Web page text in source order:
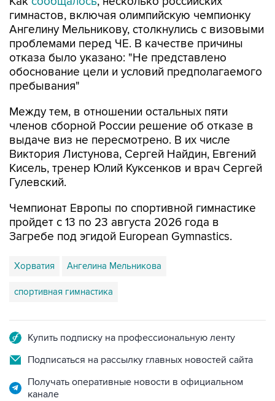
гимнастов, включая олимпийскую чемпионку
Ангелину Мельникову, столкнулись с визовыми
проблемами перед ЧЕ. В качестве причины
отказа было указано: "Не представлено
обоснование цели и условий предполагаемого
пребывания"
Между тем, в отношении остальных пяти
членов сборной России решение об отказе в
выдаче виз не пересмотрено. В их числе
Виктория Листунова, Сергей Найдин, Евгений
Кисель, тренер Юлий Куксенков и врач Сергей
Гулевский.
Чемпионат Европы по спортивной гимнастике
пройдет с 13 по 23 августа 2026 года в
Загребе под эгидой European Gymnastics.
Хорватия Ангелина Мельникова
спортивная гимнастика
Купить подписку на профессиональную ленту
Подписаться на рассылку главных новостей сайта
Получать оперативные новости в официальном
канале